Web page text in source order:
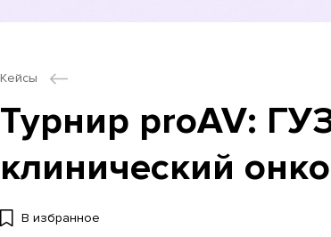
Кейсы
Турнир proAV:
клинический
В избранное